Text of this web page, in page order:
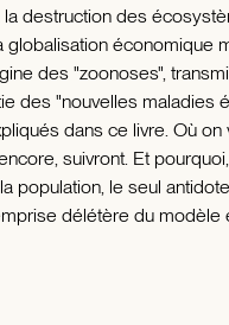
destruction des
globalisation économique
des "zoonoses",
des "nouvelles maladies
dans ce livre. Où
suivront. Et
population, le seul
délétère du